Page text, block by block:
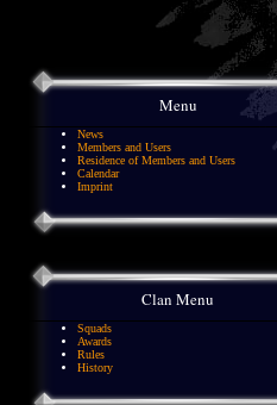
Menu
News
Members and Users
Residence of Members and Users
Calendar
Imprint
Clan Menu
Squads
Awards
Rules
History